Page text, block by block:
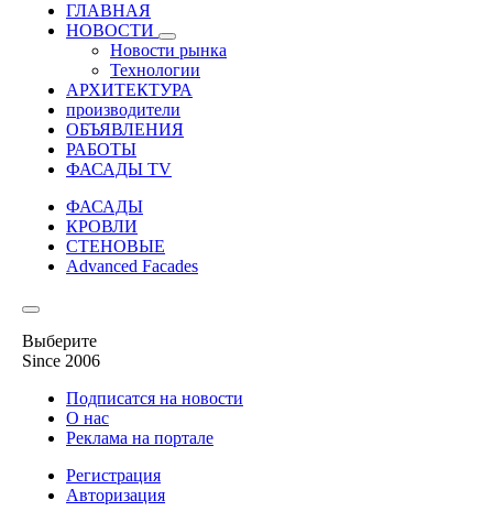
ГЛАВНАЯ
НОВОСТИ
Новости рынка
Технологии
АРХИТЕКТУРА
производители
ОБЪЯВЛЕНИЯ
РАБОТЫ
ФАСАДЫ TV
ФАСАДЫ
КРОВЛИ
СТЕНОВЫЕ
Advanced Facades
Выберите
Since 2006
Подписатся на новости
О нас
Реклама на портале
Регистрация
Авторизация